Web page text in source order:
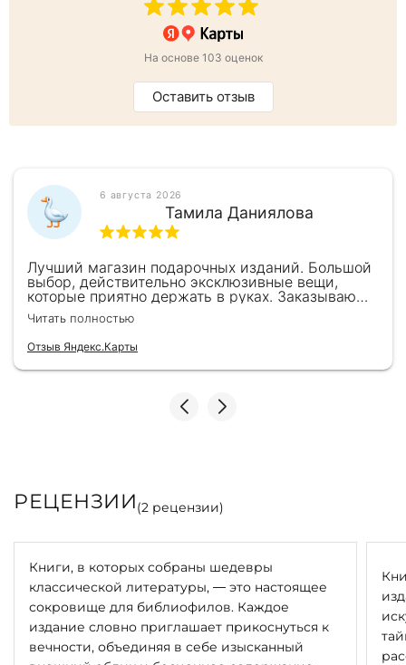
На основе 103 оценок
Оставить отзыв
6 августа 2026
Тамила Даниялова
Лучший магазин подарочных изданий. Большой
выбор, действительно эксклюзивные вещи,
которые приятно держать в руках. Заказываю
здесь уже второй раз для бизнес-партнеров,
всегда всё безупречно — от общения с
консультантами до качества самих книг.
Однозначно рекомендую
Читать полностью
Отзыв Яндекс.Карты
РЕЦЕНЗИИ(2 рецензии)
Книги, в которых собраны шедевры
классической литературы, — это настоящее
сокровище для библиофилов. Каждое
издание словно приглашает прикоснуться к
вечности, объединяя в себе изысканный